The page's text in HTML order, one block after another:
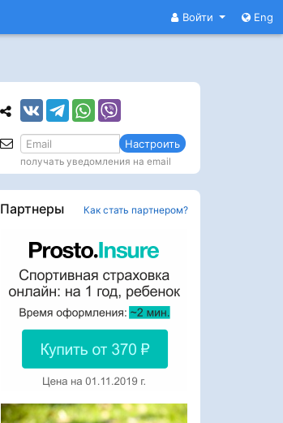
Войти Eng
Настроить
получать уведомления на email
Партнеры Как стать партнером?